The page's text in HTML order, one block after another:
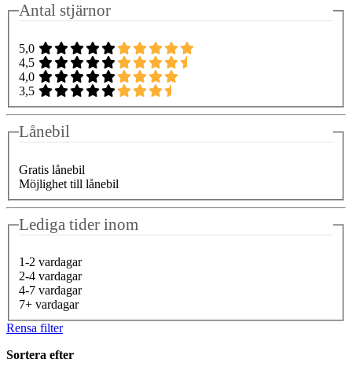
Antal stjärnor
5,0
4,5
4,0
3,5
Lånebil
Gratis lånebil
Möjlighet till lånebil
Lediga tider inom
1-2 vardagar
2-4 vardagar
4-7 vardagar
7+ vardagar
Rensa filter
Sortera efter